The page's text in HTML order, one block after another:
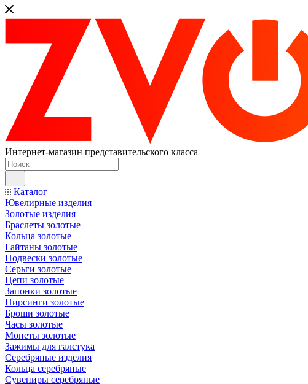
Интернет-магазин представительского класса
Каталог
Ювелирные изделия
Золотые изделия
Браслеты золотые
Кольца золотые
Гайтаны золотые
Подвески золотые
Серьги золотые
Цепи золотые
Запонки золотые
Пирсинги золотые
Броши золотые
Часы золотые
Монеты золотые
Зажимы для галстука
Серебряные изделия
Кольца серебряные
Сувениры серебряные